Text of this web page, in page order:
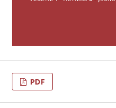
PDF